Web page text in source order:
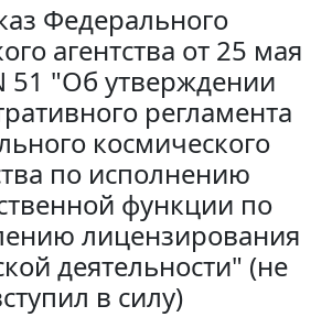
Федерального
агентства от 25 мая
51 "Об утверждении
регламента
космического
по исполнению
функции по
лицензирования
деятельности" (не
в силу)